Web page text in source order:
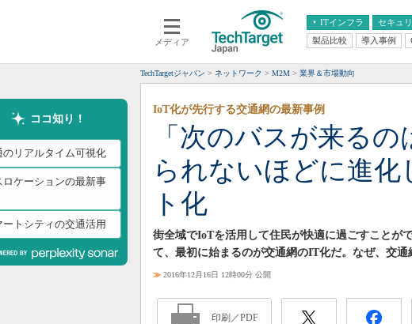
メディア
ITインフラ
クラウド
スマートモバイル
ネットワーク
システム運用管理
セキュ
エンタープライズAI
ERP
CX
情報系システム
製品比較 導入事例
TechTargetジャパン ネットワーク M2M 業界＆市場動向
ココ知り！
のリアルタイム可視化
ロケーションの最新事
ートシティの交通活用
「次のバスが来る
られないほどに進
ト化
IoT化が先行する交通網の最新事例
街全域でIoTを活用して住民が快適に過ごすことが
て、最初に始まるのが交通網のIT化だ。なぜ、交通
≫ 2016年12月16日 12時00分 公開
印刷／PDF